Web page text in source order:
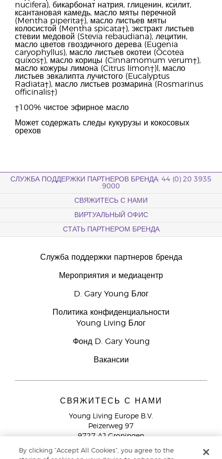
nucifera), бикарбонат натрия, глиценин, ксилит,
ксантановая камедь, масло мяты перечной
(Mentha piperita†), масло листьев мяты
колосистой (Mentha spicata†), экстракт листьев
стевии медовой (Stevia rebaudiana), лецитин,
масло цветов гвоздичного дерева (Eugenia
caryophyllus), масло листьев окотеи (Ocotea
quixos†), масло корицы (Cinnamomum verum†),
масло кожуры лимона (Citrus limon†)l, масло
листьев эвкалипта лучистого (Eucalyptus
Radiata†), масло листьев розмарина (Rosmarinus
officinalis†)
†100% чистое эфирное масло
Может содержать следы кукурузы и кокосовых
орехов
СЛУЖБА ПОДДЕРЖКИ ПАРТНЕРОВ БРЕНДА: 44 (0) 20 3935
9000
СВЯЖИТЕСЬ С НАМИ
ВИРТУАЛЬНЫЙ ОФИС
СТАТЬ ПАРТНЕРОМ БРЕНДА
Служба поддержки партнеров бренда
Мероприятия и медиацентр
D. Gary Young Блог
Политика конфиденциальности
Young Living Блог
Фонд D. Gary Young
Вакансии
СВЯЖИТЕСЬ С НАМИ
Young Living Europe B.V.
Peizerweg 97
9727 AJ Groningen
Netherlands
By clicking “Accept All Cookies”, you agree to the